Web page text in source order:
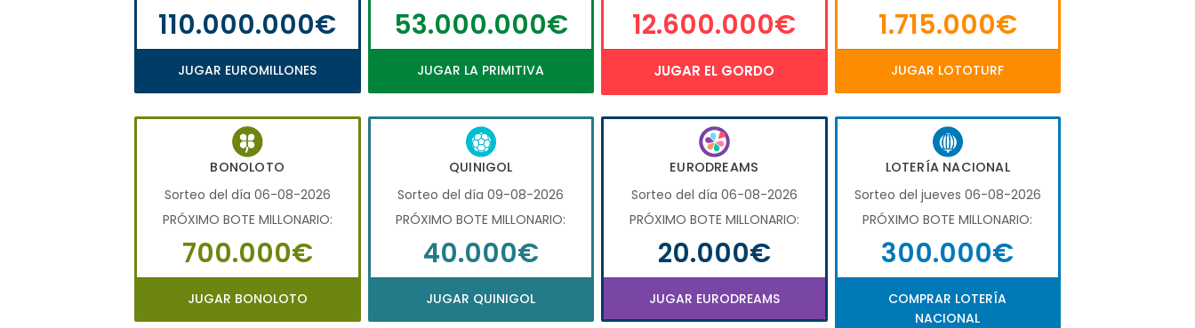
110.000.000€
JUGAR EUROMILLONES
53.000.000€
JUGAR LA PRIMITIVA
12.600.000€
JUGAR EL GORDO
1.715.000€
JUGAR LOTOTURF
BONOLOTO
Sorteo del día 06-08-2026
PRÓXIMO BOTE MILLONARIO:
700.000€
JUGAR BONOLOTO
QUINIGOL
Sorteo del día 09-08-2026
PRÓXIMO BOTE MILLONARIO:
40.000€
JUGAR QUINIGOL
EURODREAMS
Sorteo del día 06-08-2026
PRÓXIMO BOTE MILLONARIO:
20.000€
JUGAR EURODREAMS
LOTERÍA NACIONAL
Sorteo del jueves 06-08-2026
PRÓXIMO BOTE MILLONARIO:
300.000€
COMPRAR LOTERÍA
NACIONAL